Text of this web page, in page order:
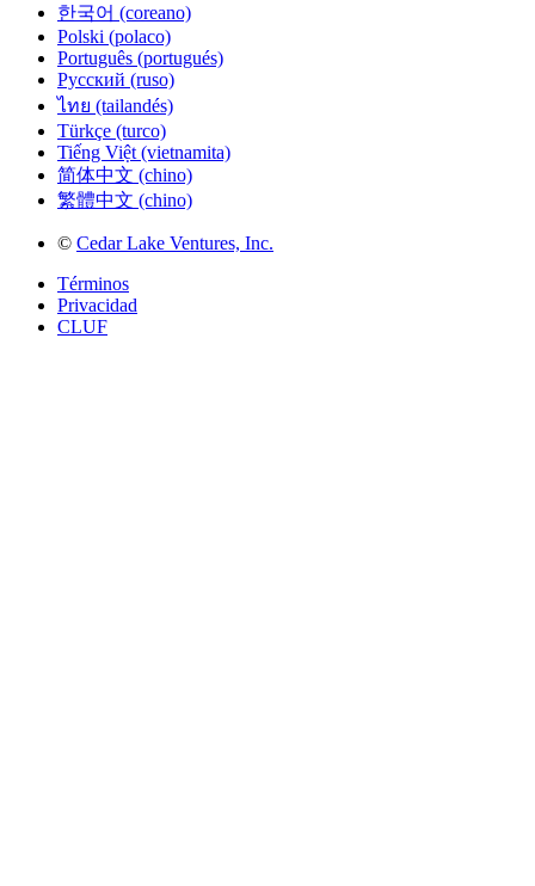
한국어 (coreano)
Polski (polaco)
Português (portugués)
Русский (ruso)
ไทย (tailandés)
Türkçe (turco)
Tiếng Việt (vietnamita)
简体中文 (chino)
繁體中文 (chino)
© Cedar Lake Ventures, Inc.
Términos
Privacidad
CLUF